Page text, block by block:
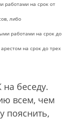
работами на срок от
либо
работами на срок до
на срок до трех
беседу.
всем, чем
пояснить,